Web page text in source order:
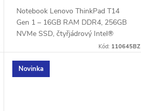
Notebook Lenovo ThinkPad T14
Gen 1 – 16GB RAM DDR4, 256GB
NVMe SSD, čtyřjádrový Intel®
Core™ i5-10210U 1,6 GHz až 4,2
IPS displej 1920 × 1080...
Kód: 110645BZ
Novinka